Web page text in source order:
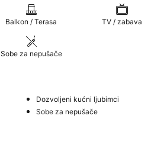
Balkon / Terasa TV / zabava
Sobe za nepušače
Dozvoljeni kućni ljubimci
Sobe za nepušače